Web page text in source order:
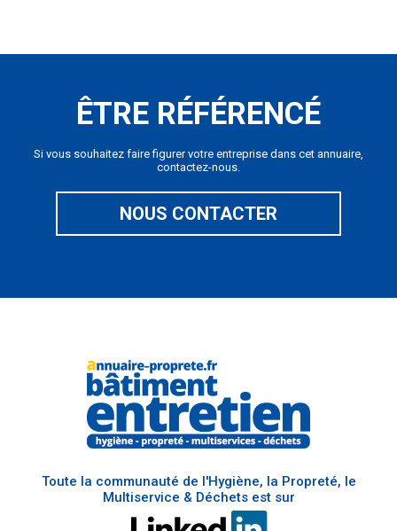
ÊTRE RÉFÉRENCÉ
Si vous souhaitez faire figurer votre entreprise dans cet annuaire,
contactez-nous.
NOUS CONTACTER
Toute la communauté de l'Hygiène, la Propreté, le
Multiservice & Déchets est sur